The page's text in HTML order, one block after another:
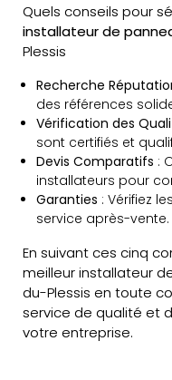
Quels conseils pour
installateur de
Plessis
Recherche
des références
Vérification des
sont certifiés et
Devis Comparatifs :
installateurs pour
Garanties : Vérifiez
service après-vente.
En suivant ces cinq
meilleur installateur
du-Plessis en toute
service de qualité et
votre entreprise.